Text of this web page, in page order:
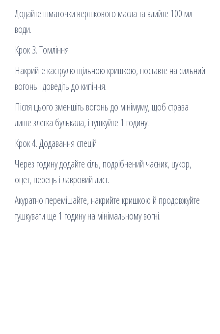
Додайте шматочки вершкового масла та влийте 100 мл
води.
Крок 3. Томління
Накрийте каструлю щільною кришкою, поставте на сильний
вогонь і доведіть до кипіння.
Після цього зменшіть вогонь до мінімуму, щоб страва
лише злегка булькала, і тушкуйте 1 годину.
Крок 4. Додавання спецій
Через годину додайте сіль, подрібнений часник, цукор,
оцет, перець і лавровий лист.
Акуратно перемішайте, накрийте кришкою й продовжуйте
тушкувати ще 1 годину на мінімальному вогні.